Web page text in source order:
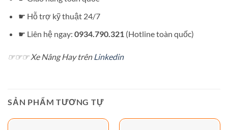
☛ Hỗ trợ kỹ thuật 24/7
☛ Liên hệ ngay: 0934.790.321 (Hotline toàn quốc)
☞☞☞ Xe Nâng Hay trênLinkedin
SẢN PHẨM TƯƠNG TỰ